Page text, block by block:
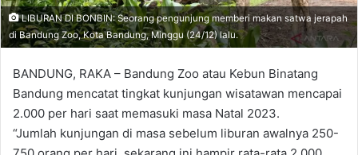
LIBURAN DI BONBIN: Seorang pengunjung memberi makan satwa jerapah
di Bandung Zoo, Kota Bandung, Minggu (24/12) lalu.
BANDUNG, RAKA – Bandung Zoo atau Kebun Binatang
Bandung mencatat tingkat kunjungan wisatawan mencapai
2.000 per hari saat memasuki masa Natal 2023.
“Jumlah kunjungan di masa sebelum liburan awalnya 250-